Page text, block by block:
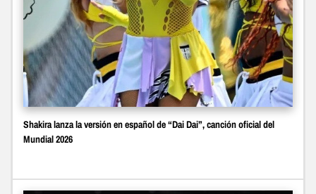
Shakira lanza la versión en español de “Dai Dai”, canción oficial del
Mundial 2026